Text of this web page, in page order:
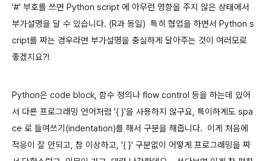
'#' 부호를 쓰면 Python script 에 아무런 영향을 주지 않은 상태에서
부가설명을 달 수 있습니다. (R과 동일) 특히 협업을 하면서 Python s
cript를 짜는 경우라면 부가설명을 충실하게 달아주는 것이 여러모로
좋겠지요?!
Python은 code block, 함수 정의나 flow control 등을 하는데 있어
서 다른 프로그래밍 언어처럼 '{ }'을 사용하지 않구요, 특이하게도 spa
ce 로 들여쓰기(indentation)를 해서 구분을 해줍니다. 이게 처음에
적응이 잘 안되고, 참 이상하고, '{ }' 구분없이 어떻게 프로그래밍을 짜